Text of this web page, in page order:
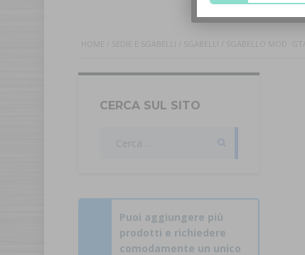
SGABELLI / SGABELLO MOD. GT/1
CERCA SUL SITO
Puoi aggiungere più
prodotti e richiedere
comodamente un unico